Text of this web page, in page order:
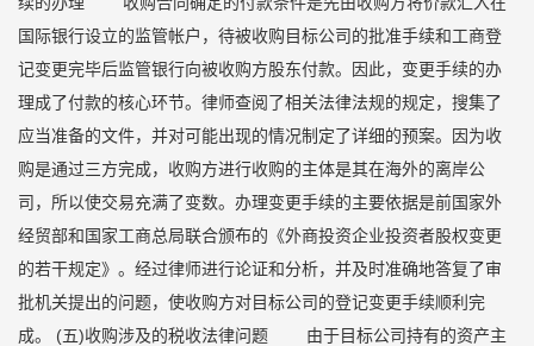
国际银行设立的监管帐户，待被收购目标公司的批准手续和工商登
记变更完毕后监管银行向被收购方股东付款。因此，变更手续的办
理成了付款的核心环节。律师查阅了相关法律法规的规定，搜集了
应当准备的文件，并对可能出现的情况制定了详细的预案。因为收
购是通过三方完成，收购方进行收购的主体是其在海外的离岸公
司，所以使交易充满了变数。办理变更手续的主要依据是前国家外
经贸部和国家工商总局联合颁布的《外商投资企业投资者股权变更
的若干规定》。经过律师进行论证和分析，并及时准确地答复了审
批机关提出的问题，使收购方对目标公司的登记变更手续顺利完
成。 (五)收购涉及的税收法律问题 由于目标公司持有的资产主